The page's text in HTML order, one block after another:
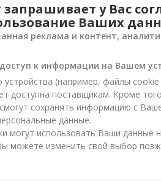
Уточнить Нет в наличии
запрашивает у Вас
Ваших
реклама и контент,
к информации на Вашем
(например, файлы cookie
доступна поставщикам. Кроме
сохранять информацию с
данные.
могут использовать Ваши данные
можете изменить свой выбор